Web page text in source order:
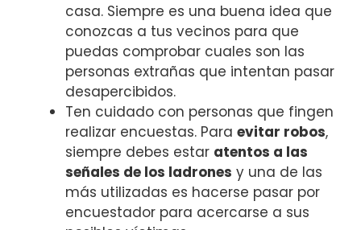
casa. Siempre es una buena idea que
conozcas a tus vecinos para que
puedas comprobar cuales son las
personas extrañas que intentan pasar
desapercibidos.
Ten cuidado con personas que fingen
realizar encuestas. Para evitar robos,
siempre debes estar atentos a las
señales de los ladrones y una de las
más utilizadas es hacerse pasar por
encuestador para acercarse a sus